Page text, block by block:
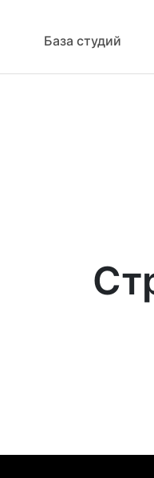
База студий